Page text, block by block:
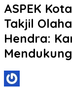
ASPEK
Takjil
Hendra:
Mendukung